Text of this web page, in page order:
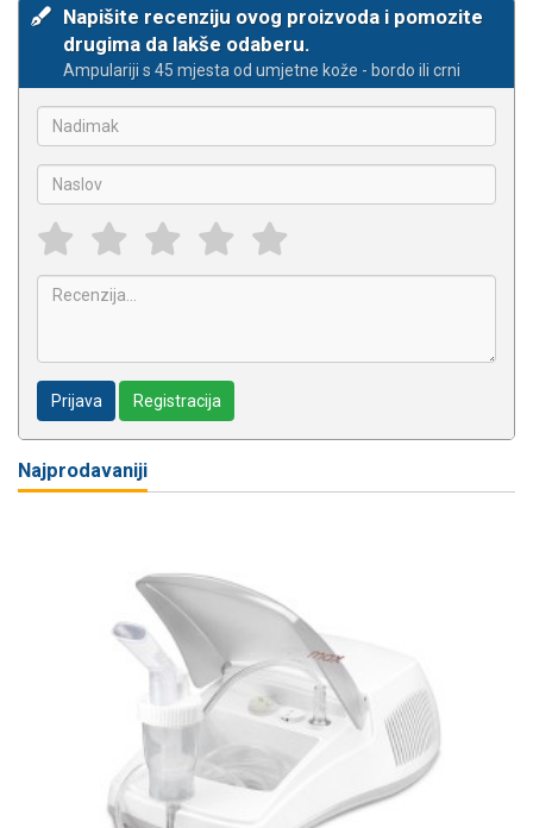
Napišite recenziju ovog proizvoda i pomozite
drugima da lakše odaberu.
Ampulariji s 45 mjesta od umjetne kože - bordo ili crni
Prijava Registracija
Najprodavaniji